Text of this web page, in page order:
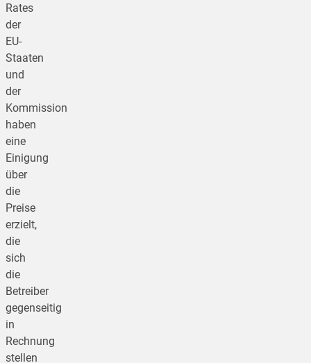
Rates
der
EU-
Staaten
und
der
Kommission
haben
eine
Einigung
über
die
Preise
erzielt,
die
sich
die
Betreiber
gegenseitig
in
Rechnung
stellen